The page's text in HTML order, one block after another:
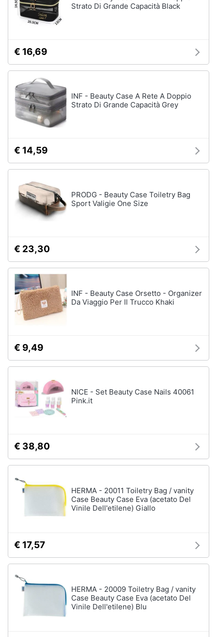
Strato Di Grande Capacità Black
€ 16,69
INF - Beauty Case A Rete A Doppio
Strato Di Grande Capacità Grey
€ 14,59
PRODG - Beauty Case Toiletry Bag
Sport Valigie One Size
€ 23,30
INF - Beauty Case Orsetto - Organizer
Da Viaggio Per Il Trucco Khaki
€ 9,49
NICE - Set Beauty Case Nails 40061
Pink.it
€ 38,80
HERMA - 20011 Toiletry Bag / vanity
Case Beauty Case Eva (acetato Del
Vinile Dell'etilene) Giallo
€ 17,57
HERMA - 20009 Toiletry Bag / vanity
Case Beauty Case Eva (acetato Del
Vinile Dell'etilene) Blu